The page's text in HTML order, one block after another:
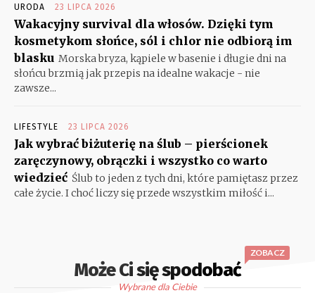
URODA 23 LIPCA 2026
Wakacyjny survival dla włosów. Dzięki tym
kosmetykom słońce, sól i chlor nie odbiorą im
blasku Morska bryza, kąpiele w basenie i długie dni na
słońcu brzmią jak przepis na idealne wakacje - nie
zawsze...
LIFESTYLE 23 LIPCA 2026
Jak wybrać biżuterię na ślub – pierścionek
zaręczynowy, obrączki i wszystko co warto
wiedzieć Ślub to jeden z tych dni, które pamiętasz przez
całe życie. I choć liczy się przede wszystkim miłość i...
Może Ci się spodobać
ZOBACZ
Wybrane dla Ciebie